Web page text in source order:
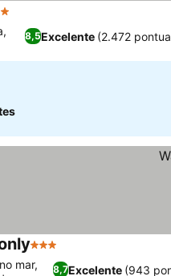
8,5Excelente (2.472
3 Estrelas
8,7Excelente (943
mar,